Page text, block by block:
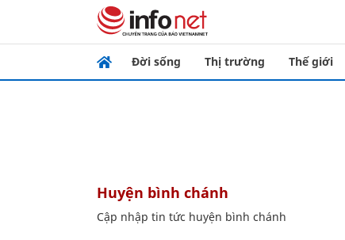
Đời sống Thị trường Thế giới
huyện bình chánh
Cập nhập tin tức huyện bình chánh